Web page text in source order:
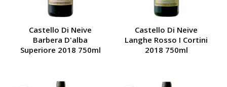
Castello Di Neive
Barbera D'alba
Superiore 2018 750ml
Castello Di Neive
Langhe Rosso I Cortini
2018 750ml